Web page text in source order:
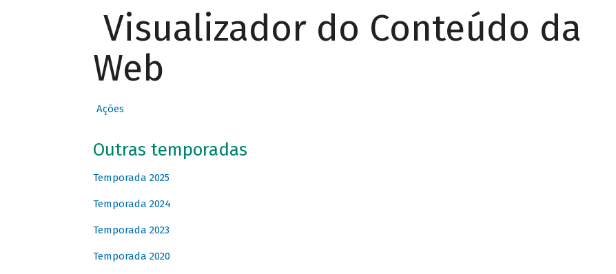
Visualizador do Conteúdo da
Web
Ações
Outras temporadas
Temporada 2025
Temporada 2024
Temporada 2023
Temporada 2020